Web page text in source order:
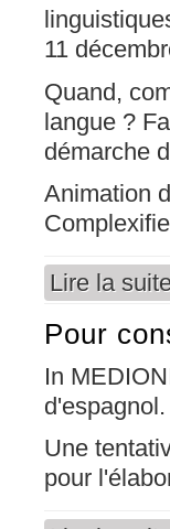
11
Quand,
langue ?
démarche
Animation
Lire la
Pour
In
Une
pour